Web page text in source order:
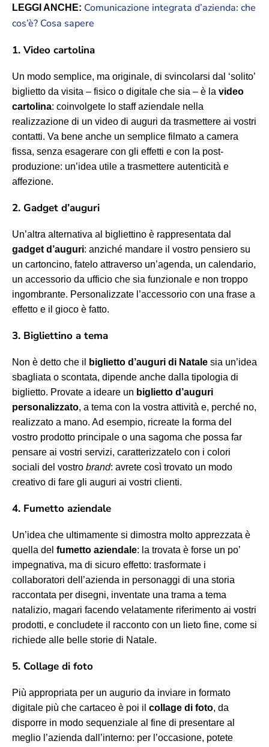
LEGGI ANCHE: Comunicazione integrata d’azienda: che
cos’è? Cosa sapere
1. Video cartolina
Un modo semplice, ma originale, di svincolarsi dal ‘solito’
biglietto da visita – fisico o digitale che sia – è la video
cartolina: coinvolgete lo staff aziendale nella
realizzazione di un video di auguri da trasmettere ai vostri
contatti. Va bene anche un semplice filmato a camera
fissa, senza esagerare con gli effetti e con la post-
produzione: un’idea utile a trasmettere autenticità e
affezione.
2. Gadget d’auguri
Un’altra alternativa al bigliettino è rappresentata dal
gadget d’auguri: anziché mandare il vostro pensiero su
un cartoncino, fatelo attraverso un’agenda, un calendario,
un accessorio da ufficio che sia funzionale e non troppo
ingombrante. Personalizzate l’accessorio con una frase a
effetto e il gioco è fatto.
3. Bigliettino a tema
Non è detto che il biglietto d’auguri di Natale sia un’idea
sbagliata o scontata, dipende anche dalla tipologia di
biglietto. Provate a ideare un biglietto d’auguri
personalizzato, a tema con la vostra attività e, perché no,
realizzato a mano. Ad esempio, ricreate la forma del
vostro prodotto principale o una sagoma che possa far
pensare ai vostri servizi, caratterizzatelo con i colori
sociali del vostro brand: avrete così trovato un modo
creativo di fare gli auguri ai vostri clienti.
4. Fumetto aziendale
Un’idea che ultimamente si dimostra molto apprezzata è
quella del fumetto aziendale: la trovata è forse un po’
impegnativa, ma di sicuro effetto: trasformate i
collaboratori dell’azienda in personaggi di una storia
raccontata per disegni, inventate una trama a tema
natalizio, magari facendo velatamente riferimento ai vostri
prodotti, e concludete il racconto con un lieto fine, come si
richiede alle belle storie di Natale.
5. Collage di foto
Più appropriata per un augurio da inviare in formato
digitale più che cartaceo è poi il collage di foto, da
disporre in modo sequenziale al fine di presentare al
meglio l’azienda dall’interno: per l’occasione, potete